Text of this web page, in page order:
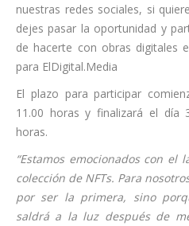
nuestras redes sociales, si
dejes pasar la oportunidad y
de hacerte con obras digitales
para ElDigital.Media
El plazo para participar
11.00 horas y finalizará el día
horas.
“Estamos emocionados con
colección de NFTs. Para
por ser la primera, sino
saldrá a la luz después de